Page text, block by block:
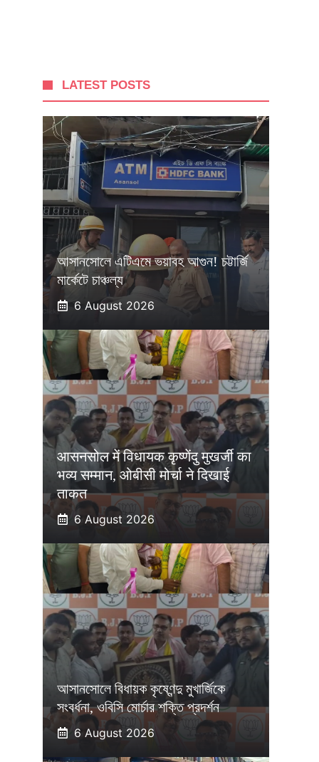
LATEST POSTS
আসানসোলে এটিএমে ভয়াবহ আগুন! চট্টার্জি
মার্কেটে চাঞ্চল্য
6 August 2026
आसनसोल में विधायक कृष्णेंदु मुखर्जी का
भव्य सम्मान, ओबीसी मोर्चा ने दिखाई
ताकत
6 August 2026
আসানসোলে বিধায়ক কৃষ্ণেন্দু মুখার্জিকে
সংবর্ধনা, ওবিসি মোর্চার শক্তি প্রদর্শন
6 August 2026